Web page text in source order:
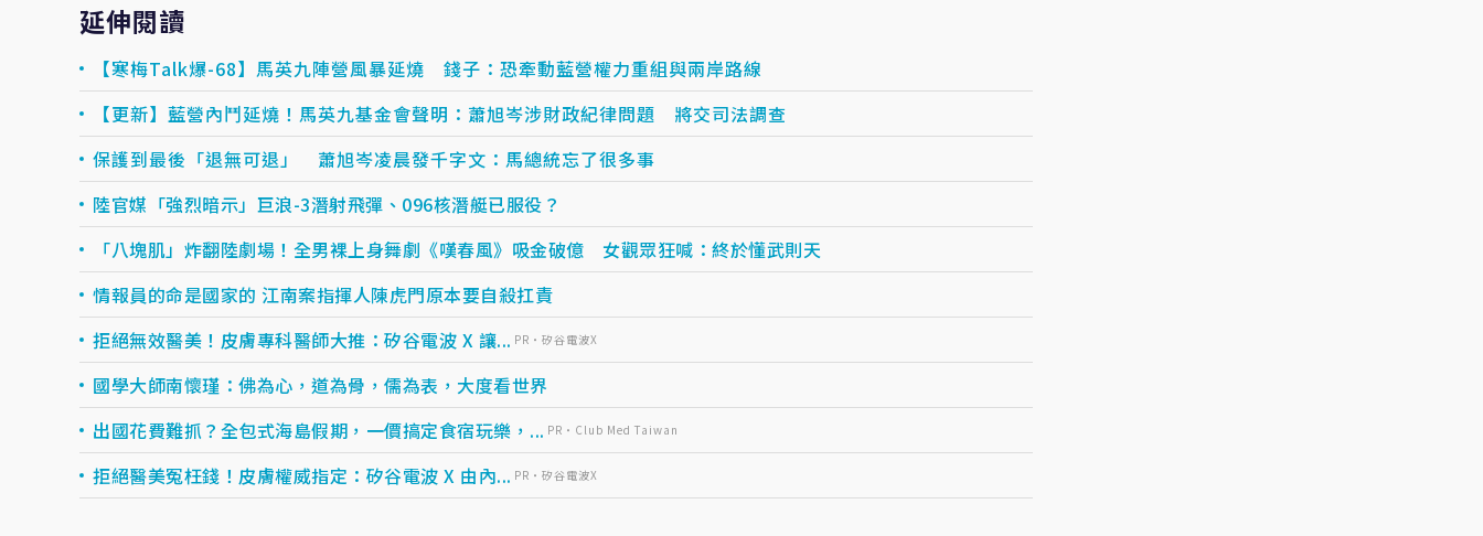
延伸閱讀
【寒梅Talk爆-68】馬英九陣營風暴延燒 錢子：恐牽動藍營權力重組與兩岸路線
【更新】藍營內鬥延燒！馬英九基金會聲明：蕭旭岑涉財政紀律問題 將交司法調查
保護到最後「退無可退」 蕭旭岑凌晨發千字文：馬總統忘了很多事
陸官媒「強烈暗示」巨浪-3潛射飛彈、096核潛艇已服役？
「八塊肌」炸翻陸劇場！全男裸上身舞劇《嘆春風》吸金破億 女觀眾狂喊：終於懂武則天
情報員的命是國家的 江南案指揮人陳虎門原本要自殺扛責
拒絕無效醫美！皮膚專科醫師大推：矽谷電波 X 讓... PR・矽谷電波X
國學大師南懷瑾：佛為心，道為骨，儒為表，大度看世界
出國花費難抓？全包式海島假期，一價搞定食宿玩樂，... PR・Club Med Taiwan
拒絕醫美冤枉錢！皮膚權威指定：矽谷電波 X 由內... PR・矽谷電波X